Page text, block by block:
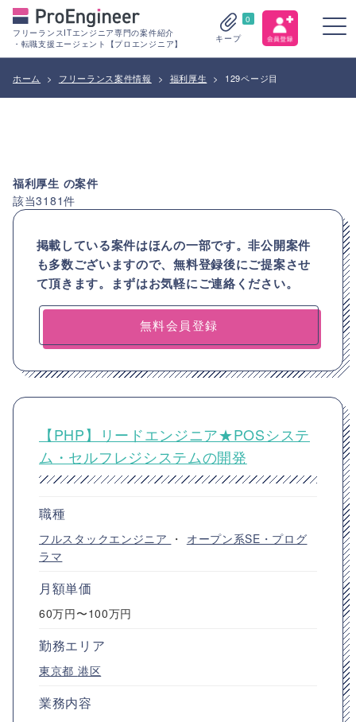
フリーランスITエンジニア専門の案件紹介
・転職支援エージェント【プロエンジニア】
0
キープ
ホーム > フリーランス案件情報 > 福利厚生 > 129ページ目
福利厚生 の案件
該当3181件
掲載している案件はほんの一部です。非公開案件
も多数ございますので、無料登録後にご提案させ
て頂きます。まずはお気軽にご連絡ください。
無料会員登録
【PHP】リードエンジニア★POSシステ
ム・セルフレジシステムの開発
職種
フルスタックエンジニア ・ オープン系SE・プログ
ラマ
月額単価
60万円〜100万円
勤務エリア
東京都 港区
業務内容